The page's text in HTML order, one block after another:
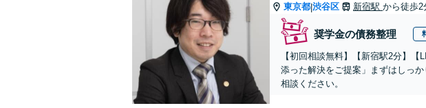
東京都|渋谷区 新宿駅 から徒歩2
奨学金の債務整理
【初回相談無料】【新宿駅2分】
添った解決をご提案」まずはしっ
相談ください。